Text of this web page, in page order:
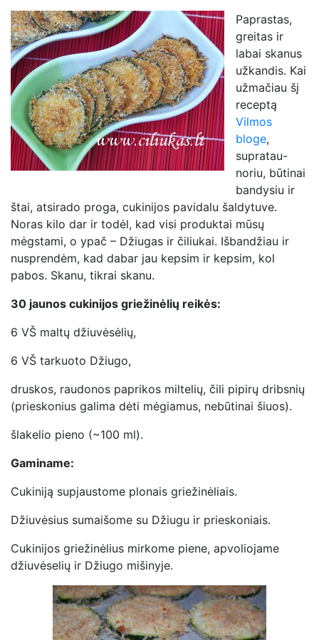
Paprastas,
greitas ir
labai skanus
užkandis. Kai
užmačiau šį
receptą
Vilmos
bloge,
supratau-
noriu, būtinai
bandysiu ir
štai, atsirado proga, cukinijos pavidalu šaldytuve.
Noras kilo dar ir todėl, kad visi produktai mūsų
mėgstami, o ypač – Džiugas ir čiliukai. Išbandžiau ir
nusprendėm, kad dabar jau kepsim ir kepsim, kol
pabos. Skanu, tikrai skanu.
30 jaunos cukinijos griežinėlių reikės:
6 VŠ maltų džiuvėsėlių,
6 VŠ tarkuoto Džiugo,
druskos, raudonos paprikos miltelių, čili pipirų dribsnių
(prieskonius galima dėti mėgiamus, nebūtinai šiuos).
šlakelio pieno (~100 ml).
Gaminame:
Cukiniją supjaustome plonais griežinėliais.
Džiuvėsius sumaišome su Džiugu ir prieskoniais.
Cukinijos griežinėlius mirkome piene, apvoliojame
džiuvėselių ir Džiugo mišinyje.